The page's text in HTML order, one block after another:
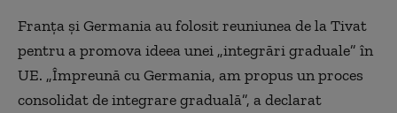
Franța și Germania au folosit reuniunea de la Tivat
pentru a promova ideea unei „integrări graduale” în
UE. „Împreună cu Germania, am propus un proces
consolidat de integrare graduală”, a declarat